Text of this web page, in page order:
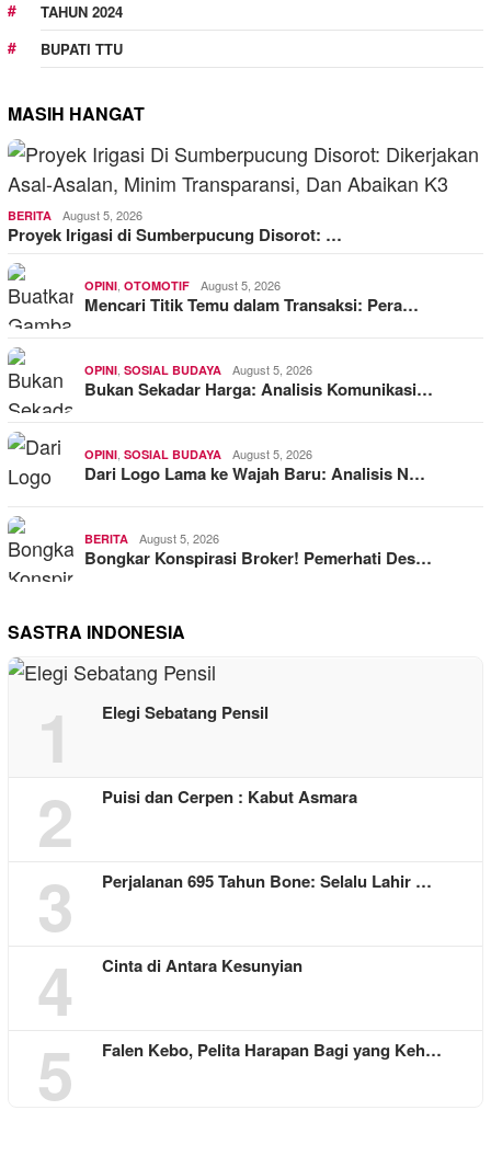
TAHUN 2024
BUPATI TTU
MASIH HANGAT
BERITA August 5, 2026
Proyek Irigasi di Sumberpucung Disorot: …
OPINI OTOMOTIF August 5, 2026
Mencari Titik Temu dalam Transaksi: Pera…
OPINI SOSIAL BUDAYA August 5, 2026
Bukan Sekadar Harga: Analisis Komunikasi…
OPINI SOSIAL BUDAYA August 5, 2026
Dari Logo Lama ke Wajah Baru: Analisis N…
BERITA August 5, 2026
Bongkar Konspirasi Broker! Pemerhati Des…
SASTRA INDONESIA
1 Elegi Sebatang Pensil
2 Puisi dan Cerpen : Kabut Asmara
3 Perjalanan 695 Tahun Bone: Selalu Lahir …
4 Cinta di Antara Kesunyian
5 Falen Kebo, Pelita Harapan Bagi yang Keh…